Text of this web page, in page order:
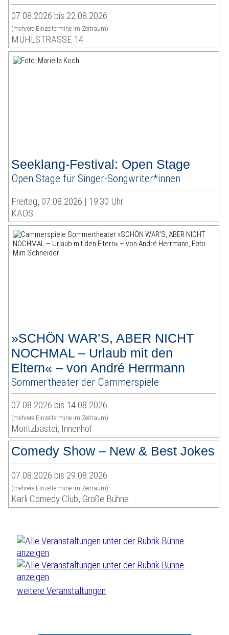
07.08.2026 bis 22.08.2026
(mehrere Einzeltermine im Zeitraum)
MÜHLSTRASSE 14
Seeklang-Festival: Open Stage
Open Stage für Singer-Songwriter*innen
Freitag, 07.08.2026 | 19:30 Uhr
KAOS
»SCHÖN WAR’S, ABER NICHT
NOCHMAL – Urlaub mit den
Eltern« – von André Herrmann
Sommertheater der Cammerspiele
07.08.2026 bis 14.08.2026
(mehrere Einzeltermine im Zeitraum)
Moritzbastei, Innenhof
Comedy Show – New & Best Jokes
07.08.2026 bis 29.08.2026
(mehrere Einzeltermine im Zeitraum)
Karli Comedy Club, Große Bühne
weitere Veranstaltungen